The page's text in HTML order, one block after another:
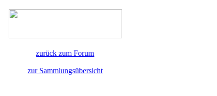
zurück zum Forum
zur Sammlungsübersicht